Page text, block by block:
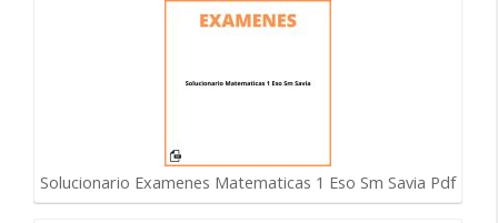
Solucionario Examenes Matematicas 1 Eso Sm Savia Pdf